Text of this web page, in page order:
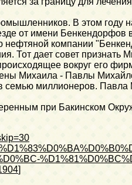
В этом году
от имени Бенкендорфов
нефтяной компании
Тот дает совет
вокруг его
Михаила - Павлы
миллионеров. Павла
при Бакинском
]